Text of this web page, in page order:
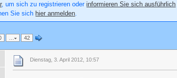
, um sich zu registrieren oderinformieren Sie sich ausführlich
Sie sich hier anmelden.
… 42
Dienstag, 3. April 2012, 10:57